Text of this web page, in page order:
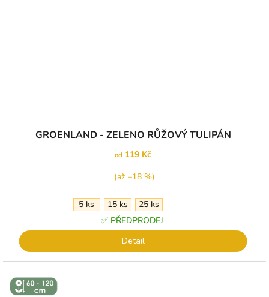
GROENLAND - ZELENO RŮŽOVÝ TULIPÁN
od 119 Kč
(až –18 %)
5 ks 15 ks
25 ks
✅ PŘEDPRODEJ
Detail
↕️ VÝŠKA 60
- 120 CM